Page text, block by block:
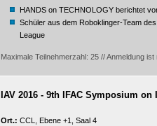
HANDS on TECHNOLOGY berichtet
Schüler aus dem Roboklinger-Team
League
Maximale Teilnehmerzahl: 25 // Anmeldung
IAV 2016 - 9th IFAC Symposium
Ort.: CCL, Ebene +1, Saal 4